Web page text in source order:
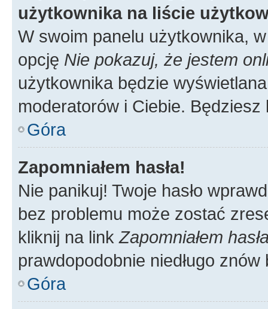
użytkownika na liście
W swoim panelu użytkownika,
opcję Nie pokazuj, że jestem
użytkownika będzie
moderatorów i Ciebie.
Góra
Zapomniałem hasła!
Nie panikuj! Twoje hasło
bez problemu może zostać
kliknij na link Zapomniałem
prawdopodobnie niedługo
Góra